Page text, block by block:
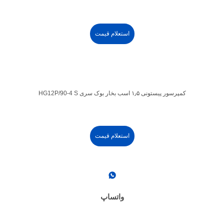
استعلام قیمت
کمپرسور پیستونی ۱٫۵ اسب بخار بوک سری HG12P/90-4 S
استعلام قیمت
واتساپ